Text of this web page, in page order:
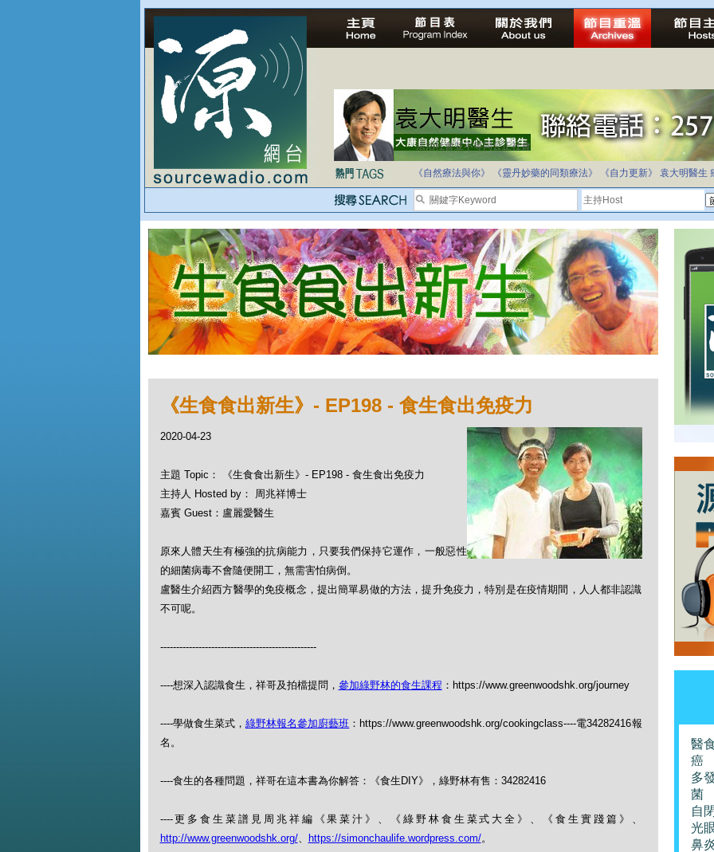
法治社會並不等同公正社會
自家教育合法化-推動多元化教育，全民學卷制
《自然療法與你》
《靈丹妙藥的同類療法》 《自力更新》 袁大明醫生
《生食食出新生》- EP198 - 食生食出免疫力
2020-04-23
主題 Topic： 《生食食出新生》- EP198 - 食生食出免疫力
主持人 Hosted by： 周兆祥博士
嘉賓 Guest：盧麗愛醫生
原來人體天生有極強的抗病能力，只要我們保持它運作，一般惡性
的細菌病毒不會隨便開工，無需害怕病倒。
盧醫生介紹西方醫學的免疫概念，提出簡單易做的方法，提升免疫力，特別是在疫情期間，人人都非認識
不可呢。
-------------------------------------------------
----想深入認識食生，祥哥及拍檔提問， 參加綠野林的食生課程 ：https://www.greenwoodshk.org/journey
----學做食生菜式， 綠野林報名參加廚藝班 ：https://www.greenwoodshk.org/cookingclass----電34282416報
名。
----食生的各種問題，祥哥在這本書為你解答：《食生DIY》，綠野林有售：34282416
----更多食生菜譜見周兆祥編《果菜汁》、《綠野林食生菜式大全》、《食生實踐篇》、
http://www.greenwoodshk.org/、 https://simonchaulife.wordpress.com/。
醫
癌
多
菌
自
光
鼻